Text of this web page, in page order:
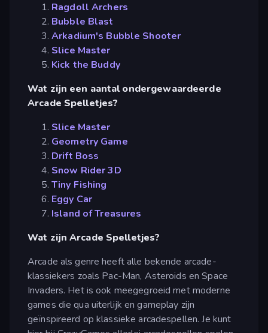
Ragdoll Archers
Bubble Blast
Arkadium's Bubble Shooter
Slice Master
Kick the Buddy
Wat zijn een aantal ondergewaardeerde
Arcade Spelletjes?
Slice Master
Geometry Game
Drift Boss
Snow Rider 3D
Tiny Fishing
Eggy Car
Island of Treasures
Wat zijn Arcade Spelletjes?
Arcade als genre heeft alle bekende arcade-
klassiekers zoals Pac-Man, Asteroids en Space
Invaders. Het is ook meegegroeid met moderne
games die qua uiterlijk en gameplay zijn
geïnspireerd op klassieke arcadespellen. Je kunt